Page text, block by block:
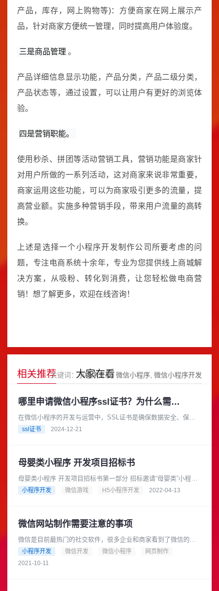
产品，库存，网上购物等)：方便商家在网上展示产
品，针对商家方便统一管理，同时提高用户体验度。
三是商品管理 。
产品详细信息显示功能，产品分类，产品二级分类，
产品状态等，通过设置，可以让用户有更好的浏览体
验。
四是营销职能。
使用秒杀、拼团等活动营销工具，营销功能是商家针
对用户所做的一系列活动，这对商家来说非常重要，
商家运用这些功能，可以为商家吸引更多的流量，提
高营业额。实施多种营销手段，带来用户流量的高转
换。
上述是选择一个小程序开发制作公司所要考虑的问
题，专注电商系统十余年，专业为您提供线上商城解
决方案，从吸粉、转化到消费，让您轻松做电商营
销！想了解更多，欢迎在线咨询！
相关推荐 大家在看
关键词：小程序开发 微信小程序 微信小程序开发
哪里申请微信小程序ssl证书？为什么需要申请？
在微信小程序的开发与运营中，SSL证书是确保数据安全、保护
用户隐私和提升用户信任的重要工具。根据微信的相关要求，开
ssl证书 2024-12-21
母婴类小程序 开发项目招标书
母婴类小程序 开发项目招标书第一部分 招标邀请“母婴类”小程序
开发项目进行公开招标，邀请有意向参加本次招标活动的投标人
小程序开发 微信游戏 H5小程序开发 2022-04-13
微信网站制作需要注意的事项
微信是目前最热门的社交软件，很多企业和商家看到了微信的发
展前景，纷纷把营销的平台搬到微信上来了。比如利用微信公众
号、小程序等进行营销是非常受......
小程序开发 微信开发 微信小程序
网页制作
2021-10-11